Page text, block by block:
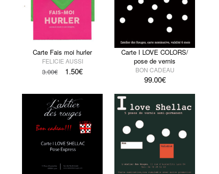
Carte Fais moi hurler
FELICIE AUSSI
3.00€ 1.50€
Carte I LOVE COLORS/
pose de vernis
BON CADEAU
99.00€